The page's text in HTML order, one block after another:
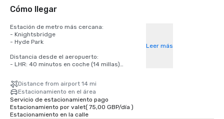
Cómo llegar
Estación de metro más cercana:
- Knightsbridge
- Hyde Park
Distancia desde el aeropuerto:
- LHR: 40 minutos en coche (14 millas)
- LGW: 1 hora y 30 minutos en coche (36 millas)
Leer más
Distance from airport 14 mi
Estacionamiento en el área
Servicio de estacionamiento pago
Estacionamiento por valet( 75,00 GBP/día )
Estacionamiento en la calle